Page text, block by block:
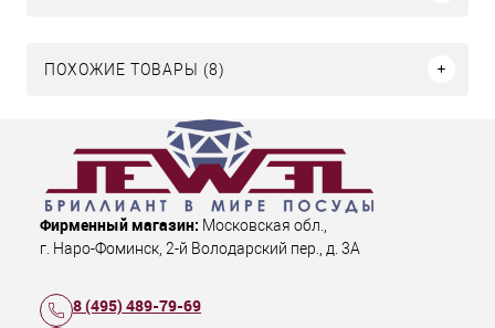
ПОХОЖИЕ ТОВАРЫ (8)
Фирменный магазин: Московская обл.,
г. Наро-Фоминск, 2-й Володарский пер., д. 3А
8 (495) 489-79-69